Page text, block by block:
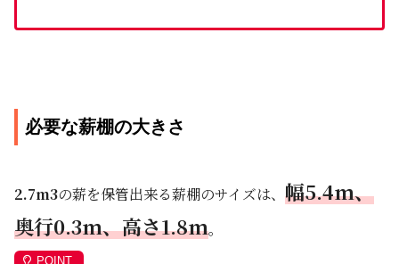
必要な薪棚の大きさ
2.7m3の薪を保管出来る薪棚のサイズは、 幅5.4m、
奥行0.3m、高さ1.8m。